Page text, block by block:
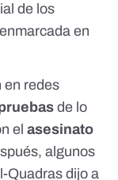
de los
en
en redes
de lo
el asesinato
algunos
Quadras dijo a